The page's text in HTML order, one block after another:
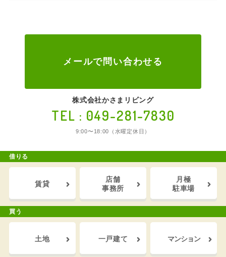
メールで問い合わせる
株式会社かさまリビング
TEL : 049-281-7830
9:00〜18:00（水曜定休日）
借りる
賃貸
店舗
事務所
月極
駐車場
買う
土地 一戸建て マンション